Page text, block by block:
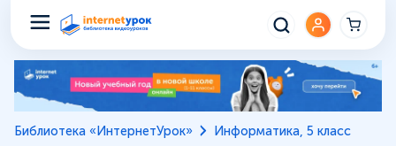
Библиотека «ИнтернетУрок» Информатика, 5 класс